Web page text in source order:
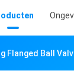
Flanged Ball